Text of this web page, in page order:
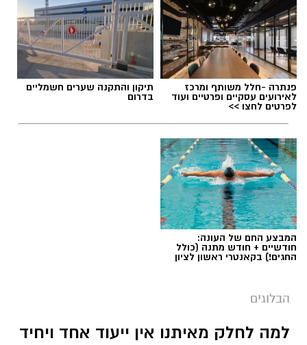
פנתרה -חלל משותף ומרכז
לאירועים עסקיים ופרטיים ועוד
לפרטים לחצו >>
תיקון והתקנה שערים חשמליים
בדרום
המבצע החם של העונה:
חודשיים + חודש מתנה (כולל
החגים!) בקאנטרי ראשון לציון
הבלוגים
למה לחלק מאיתנו אין ייעוד אחד ויחיד